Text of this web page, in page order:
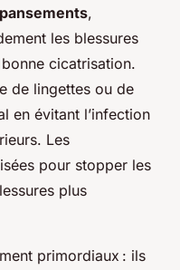
pansements,
les blessures
cicatrisation.
de lingettes ou de
en évitant l’infection
Les
pour stopper les
plus
primordiaux : ils